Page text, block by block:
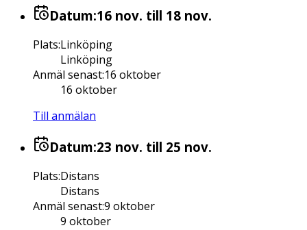
Datum:16 nov. till 18 nov.
Plats:Linköping
Linköping
Anmäl senast:16 oktober
16 oktober
Till anmälan
Datum:23 nov. till 25 nov.
Plats:Distans
Distans
Anmäl senast:9 oktober
9 oktober